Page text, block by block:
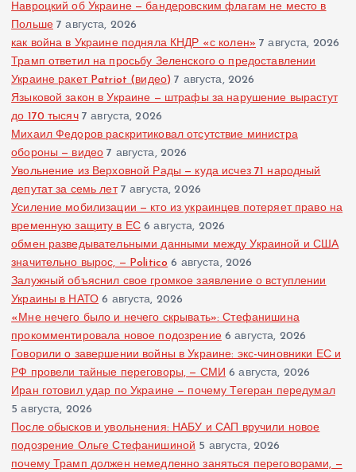
Навроцкий об Украине — бандеровским флагам не место в
Польше 7 августа, 2026
как война в Украине подняла КНДР «с колен» 7 августа, 2026
Трамп ответил на просьбу Зеленского о предоставлении
Украине ракет Patriot (видео) 7 августа, 2026
Языковой закон в Украине — штрафы за нарушение вырастут
до 170 тысяч 7 августа, 2026
Михаил Федоров раскритиковал отсутствие министра
обороны — видео 7 августа, 2026
Увольнение из Верховной Рады — куда исчез 71 народный
депутат за семь лет 7 августа, 2026
Усиление мобилизации — кто из украинцев потеряет право на
временную защиту в ЕС 6 августа, 2026
обмен разведывательными данными между Украиной и США
значительно вырос, — Politico 6 августа, 2026
Залужный объяснил свое громкое заявление о вступлении
Украины в НАТО 6 августа, 2026
«Мне нечего было и нечего скрывать»: Стефанишина
прокомментировала новое подозрение 6 августа, 2026
Говорили о завершении войны в Украине: экс-чиновники ЕС и
РФ провели тайные переговоры, — СМИ 6 августа, 2026
Иран готовил удар по Украине — почему Тегеран передумал
5 августа, 2026
После обысков и увольнения: НАБУ и САП вручили новое
подозрение Ольге Стефанишиной 5 августа, 2026
почему Трамп должен немедленно заняться переговорами, —